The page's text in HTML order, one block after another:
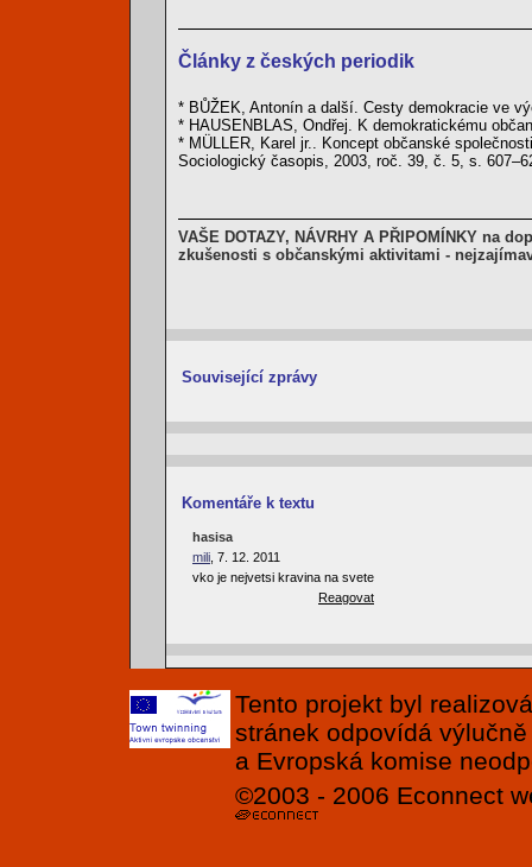
Články z českých periodik
* BŮŽEK, Antonín a další. Cesty demokracie ve
* HAUSENBLAS, Ondřej. K demokratickému
* MÜLLER, Karel jr.. Koncept občanské
Sociologický časopis, 2003, roč. 39, č. 5, s.
VAŠE DOTAZY, NÁVRHY A PŘIPOMÍNKY na
zkušenosti s občanskými aktivitami -
Související zprávy
Komentáře k textu
hasisa
mili , 7. 12. 2011
vko je nejvetsi kravina na svete
Reagovat
Tento projekt byl
stránek odpovídá
a Evropská komise
©2003 - 2006 Econnect